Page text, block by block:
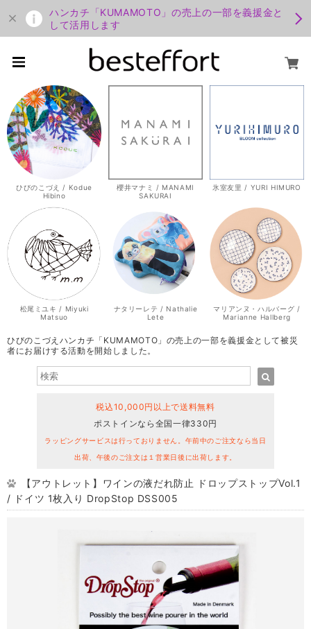
ハンカチ「KUMAMOTO」の売上の一部を義援金と
して活用します
ひびのこづえ / Kodue
Hibino
櫻井マナミ / MANAMI
SAKURAI
氷室友里 / YURI HIMURO
松尾ミユキ / Miyuki
Matsuo
ナタリーレテ / Nathalie
Lete
マリアンヌ・ハルバーグ /
Marianne Hallberg
ひびのこづえハンカチ「KUMAMOTO」の売上の一部を義援金として被災
者にお届けする活動を開始しました。
税込10,000円以上で送料無料
ポストインなら全国一律330円
ラッピングサービスは行っておりません。午前中のご注文なら当日
出荷、午後のご注文は１営業日後に出荷します。
【アウトレット】ワインの液だれ防止 ドロップストップVol.1
/ ドイツ 1枚入り DropStop DSS005